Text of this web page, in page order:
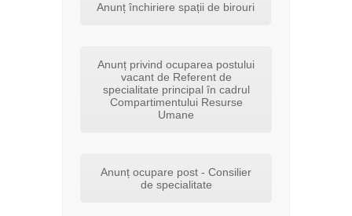
Anunț închiriere spații de birouri
Anunț privind ocuparea postului
vacant de Referent de
specialitate principal în cadrul
Compartimentului Resurse
Umane
Anunț ocupare post - Consilier
de specialitate